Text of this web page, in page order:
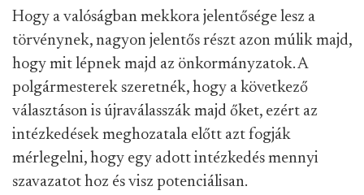
Hogy a valóságban mekkora jelentősége lesz a
törvénynek, nagyon jelentős részt azon múlik majd,
hogy mit lépnek majd az önkormányzatok. A
polgármesterek szeretnék, hogy a következő
választáson is újraválasszák majd őket, ezért az
intézkedések meghozatala előtt azt fogják
mérlegelni, hogy egy adott intézkedés mennyi
szavazatot hoz és visz potenciálisan.